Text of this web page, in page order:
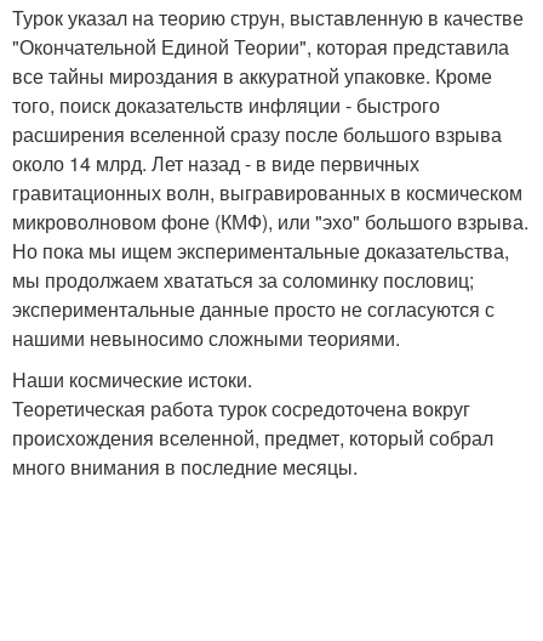
Турок указал на теорию струн, выставленную в качестве
"Окончательной Единой Теории", которая представила
все тайны мироздания в аккуратной упаковке. Кроме
того, поиск доказательств инфляции - быстрого
расширения вселенной сразу после большого взрыва
около 14 млрд. Лет назад - в виде первичных
гравитационных волн, выгравированных в космическом
микроволновом фоне (КМФ), или "эхо" большого взрыва.
Но пока мы ищем экспериментальные доказательства,
мы продолжаем хвататься за соломинку пословиц;
экспериментальные данные просто не согласуются с
нашими невыносимо сложными теориями.
Наши космические истоки.
Теоретическая работа турок сосредоточена вокруг
происхождения вселенной, предмет, который собрал
много внимания в последние месяцы.